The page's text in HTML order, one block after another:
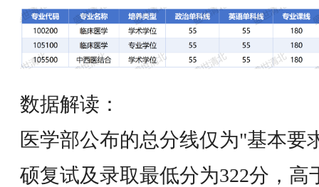
数据解读：
医学部公布的总分线仅为"基本要
硕复试及录取最低分为322分，高